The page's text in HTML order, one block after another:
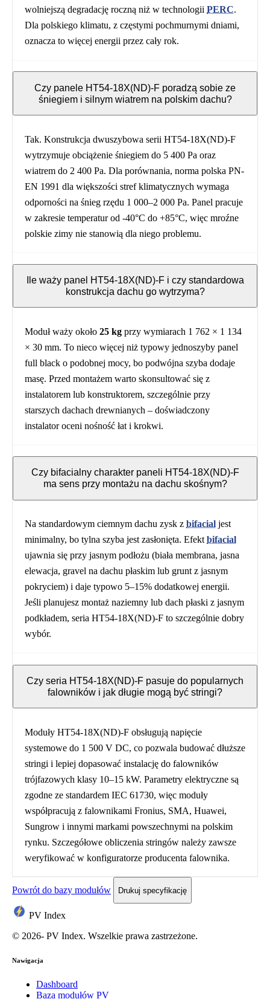
wolniejszą degradację roczną niż w technologii PERC.
Dla polskiego klimatu, z częstymi pochmurnymi dniami,
oznacza to więcej energii przez cały rok.
Czy panele HT54-18X(ND)-F poradzą sobie ze
śniegiem i silnym wiatrem na polskim dachu?
Tak. Konstrukcja dwuszybowa serii HT54-18X(ND)-F
wytrzymuje obciążenie śniegiem do 5 400 Pa oraz
wiatrem do 2 400 Pa. Dla porównania, norma polska PN-
EN 1991 dla większości stref klimatycznych wymaga
odporności na śnieg rzędu 1 000–2 000 Pa. Panel pracuje
w zakresie temperatur od -40°C do +85°C, więc mroźne
polskie zimy nie stanowią dla niego problemu.
Ile waży panel HT54-18X(ND)-F i czy standardowa
konstrukcja dachu go wytrzyma?
Moduł waży około 25 kg przy wymiarach 1 762 × 1 134
× 30 mm. To nieco więcej niż typowy jednoszyby panel
full black o podobnej mocy, bo podwójna szyba dodaje
masę. Przed montażem warto skonsultować się z
instalatorem lub konstruktorem, szczególnie przy
starszych dachach drewnianych – doświadczony
instalator oceni nośność łat i krokwi.
Czy bifacialny charakter paneli HT54-18X(ND)-F
ma sens przy montażu na dachu skośnym?
Na standardowym ciemnym dachu zysk z bifacial jest
minimalny, bo tylna szyba jest zasłonięta. Efekt bifacial
ujawnia się przy jasnym podłożu (biała membrana, jasna
elewacja, gravel na dachu płaskim lub grunt z jasnym
pokryciem) i daje typowo 5–15% dodatkowej energii.
Jeśli planujesz montaż naziemny lub dach płaski z jasnym
podkładem, seria HT54-18X(ND)-F to szczególnie dobry
wybór.
Czy seria HT54-18X(ND)-F pasuje do popularnych
falowników i jak długie mogą być stringi?
Moduły HT54-18X(ND)-F obsługują napięcie
systemowe do 1 500 V DC, co pozwala budować dłuższe
stringi i lepiej dopasować instalację do falowników
trójfazowych klasy 10–15 kW. Parametry elektryczne są
zgodne ze standardem IEC 61730, więc moduły
współpracują z falownikami Fronius, SMA, Huawei,
Sungrow i innymi markami powszechnymi na polskim
rynku. Szczegółowe obliczenia stringów należy zawsze
weryfikować w konfiguratorze producenta falownika.
Powrót do bazy modułów Drukuj specyfikację
PV Index
© 2026- PV Index. Wszelkie prawa zastrzeżone.
Nawigacja
Dashboard
Baza modułów PV